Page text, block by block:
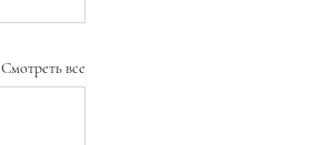
Смотреть все